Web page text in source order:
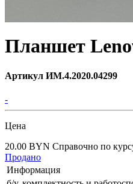
Планшет
Артикул ИМ.4.2020.04299
-
Цена
20.00 BYN Справочно по
Продано
Информация